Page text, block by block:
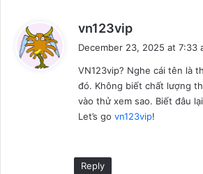
vn123vip
s
:
December 23, 2025 at 7:33
VN123vip? Nghe cái tên là
đó. Không biết chất lượng
vào thử xem sao. Biết đâu
Let’s go vn123vip!
Reply